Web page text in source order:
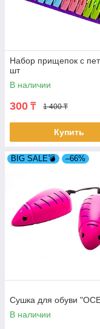
Набор прищепок с
шт
В наличии
300 ₸ 1 400 ₸
Купить
BIG SALE💣 –66%
Сушка для обуви
В наличии